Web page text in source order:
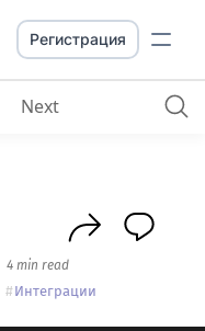
Регистрация
Next
4 min read
Интеграции